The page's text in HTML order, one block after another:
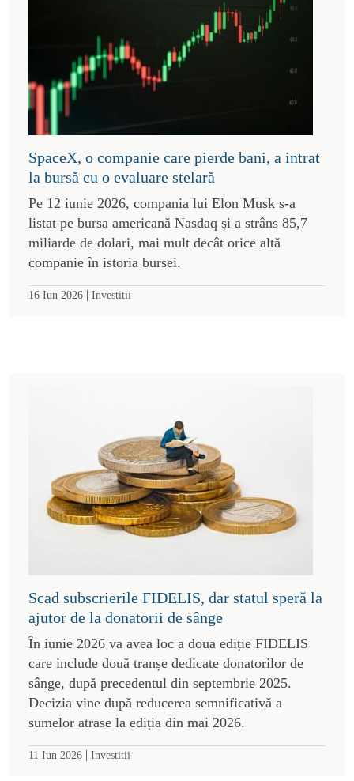
SpaceX, o companie care pierde bani, a intrat
la bursă cu o evaluare stelară
Pe 12 iunie 2026, compania lui Elon Musk s-a
listat pe bursa americană Nasdaq și a strâns 85,7
miliarde de dolari, mai mult decât orice altă
companie în istoria bursei.
16 Iun 2026 | Investitii
Scad subscrierile FIDELIS, dar statul speră la
ajutor de la donatorii de sânge
În iunie 2026 va avea loc a doua ediție FIDELIS
care include două tranșe dedicate donatorilor de
sânge, după precedentul din septembrie 2025.
Decizia vine după reducerea semnificativă a
sumelor atrase la ediția din mai 2026.
11 Iun 2026 | Investitii